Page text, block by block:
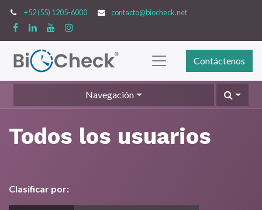
+52 (55) 1205-6000 contacto@biocheck.net
Contáctenos
Navegación
Todos los usuarios
Clasificar por: